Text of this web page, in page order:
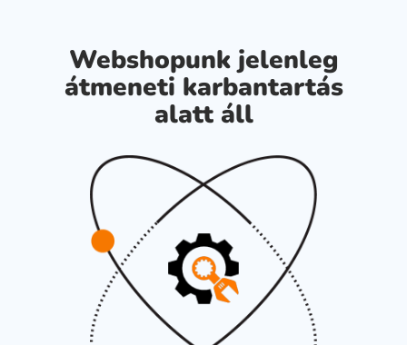
Webshopunk jelenleg
átmeneti karbantartás
alatt áll